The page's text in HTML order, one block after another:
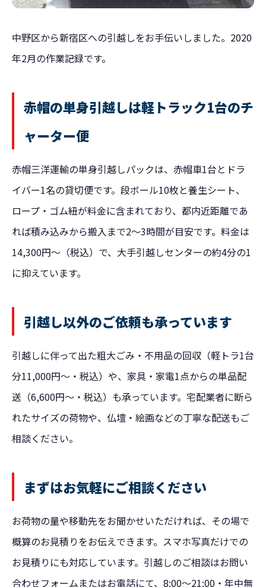
中野区から新宿区への引越しをお手伝いしました。2020
年2月の作業記録です。
赤帽の単身引越しは軽トラック1台のチ
ャーター便
赤帽三洋運輸の単身引越しパックは、赤帽車1台とドラ
イバー1名の貸切便です。段ボール10枚と養生シート、
ロープ・ゴム紐が料金に含まれており、都内近距離であ
れば積み込みから搬入まで2〜3時間が目安です。料金は
14,300円〜（税込）で、大手引越しセンターの約4分の1
に抑えています。
引越し以外のご依頼も承っています
引越しに伴って出た粗大ごみ・不用品の回収 （軽トラ1台
分11,000円〜・税込）や、 家具・家電1点からの単品配
送 （6,600円〜・税込）も承っています。宅配業者に断ら
れたサイズの荷物や、仏壇・絵画などの丁寧な配送もご
相談ください。
まずはお気軽にご相談ください
お荷物の量や移動先をお聞かせいただければ、その場で
概算のお見積りをお伝えできます。スマホ写真だけでの
お見積りにも対応しています。引越しのご相談はお問い
合わせフォームまたはお電話にて、8:00〜21:00・年中無